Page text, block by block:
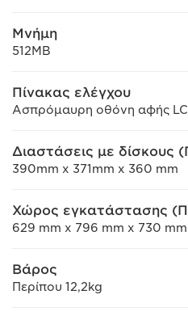
Μνήμη
512MB
Πίνακας ελέγχου
Ασπρόμαυρη οθόνη αφής
Διαστάσεις με δίσκους
390mm x 371mm x 360 mm
Χώρος εγκατάστασης
629 mm x 796 mm x 730 mm
Βάρος
Περίπου 12,2kg